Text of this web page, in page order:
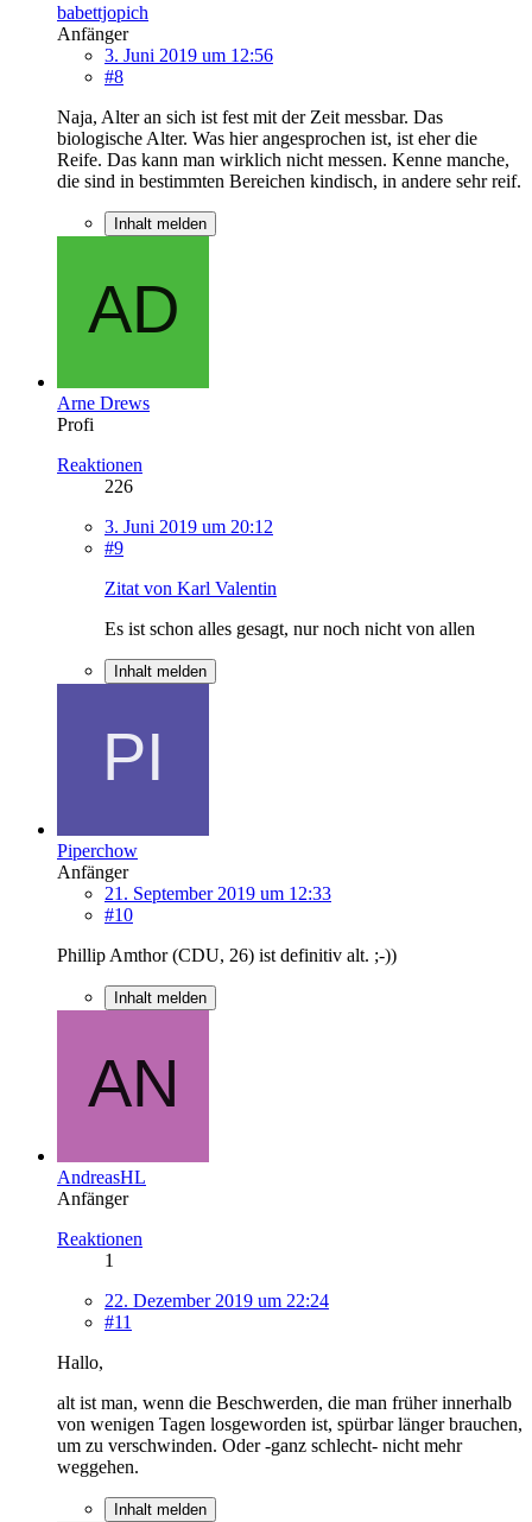
babettjopich
Anfänger
3. Juni 2019 um 12:56
#8
Naja, Alter an sich ist fest mit der Zeit messbar. Das
biologische Alter. Was hier angesprochen ist, ist eher die
Reife. Das kann man wirklich nicht messen. Kenne manche,
die sind in bestimmten Bereichen kindisch, in andere sehr reif.
Inhalt melden
Arne Drews
Profi
Reaktionen
226
3. Juni 2019 um 20:12
#9
Zitat von Karl Valentin
Es ist schon alles gesagt, nur noch nicht von allen
Inhalt melden
Piperchow
Anfänger
21. September 2019 um 12:33
#10
Phillip Amthor (CDU, 26) ist definitiv alt. ;-))
Inhalt melden
AndreasHL
Anfänger
Reaktionen
1
22. Dezember 2019 um 22:24
#11
Hallo,
alt ist man, wenn die Beschwerden, die man früher innerhalb
von wenigen Tagen losgeworden ist, spürbar länger brauchen,
um zu verschwinden. Oder -ganz schlecht- nicht mehr
weggehen.
Inhalt melden